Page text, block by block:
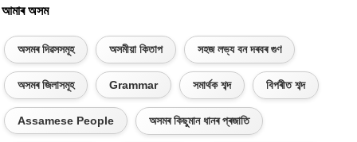
আমাৰ অসম
অসমৰ দিৱসসমূহ অসমীয়া কিতাপ সহজ লভ্য বন দৰবৰ গুণ
অসমৰ জিলাসমূহ Grammar সমাৰ্থক শব্দ বিপৰীত শব্দ
Assamese People অসমৰ কিছুমান ধানৰ প্ৰজাতি